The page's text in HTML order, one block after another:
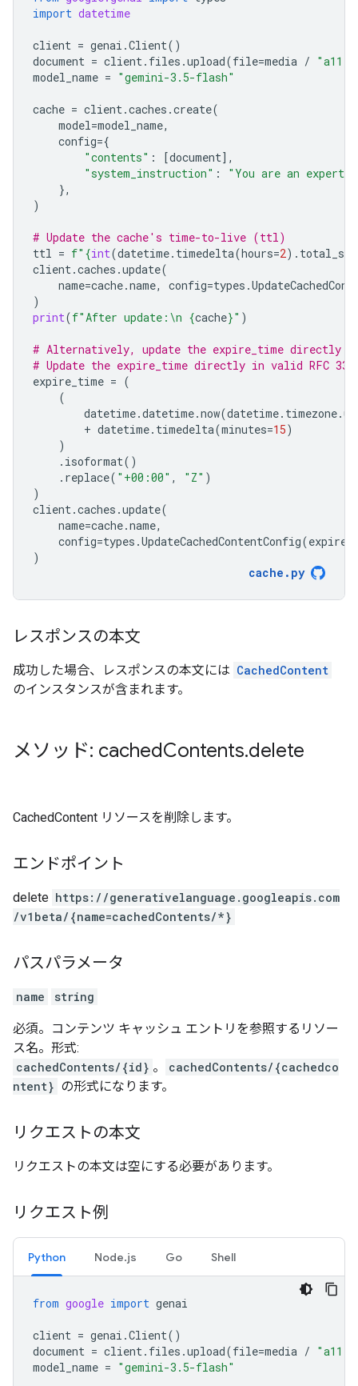
import datetime
client = genai .Client()
document = client. files .upload(file=media /
model_name = "gemini-3.5-flash"
cache = client.caches .create(
model=model_name,
config={
"contents" : [document],
"system_instruction" :
"You are an expert
},
)
# Update the cache's time-to-live (ttl)
ttl = f" {int(datetime. timedelta(hours=2) .
client.caches .update(
name=cache.name, config=types .
)
print(f"After update: \n {cache}" )
# Alternatively, update the expire_time directly
# Update the expire_time directly in valid RFC
expire_time = (
(
datetime.datetime.now(datetime. timezone.
+ datetime. timedelta(minutes=15)
)
. isoformat()
. replace( "+00:00" , "Z" )
)
client.caches .update(
name=cache.name,
config=types .UpdateCachedContentConfig(
)
cache . py
レスポンスの本文
成功した場合、レスポンスの本文には CachedContent
のインスタンスが含まれます。
メソッド: cachedContents.delete
CachedContent リソースを削除します。
エンドポイント
delete https: / /generativelanguage.googleapis.com
/v1beta/{name=cachedContents/*}
パスパラメータ
name string
必須。コンテンツ キャッシュ エントリを参照するリソー
ス名。形式:
cachedContents/{id} 。
cachedContents/{cachedco
ntent} の形式になります。
リクエストの本文
リクエストの本文は空にする必要があります。
リクエスト例
Python Node.js Go Shell
from google import genai
client = genai .Client()
document = client. files .upload(file=media /
model_name = "gemini-3.5-flash"